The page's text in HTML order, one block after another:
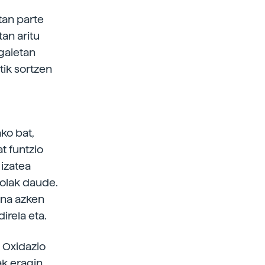
parte
aritu
sortzen
bat,
funtzio
daude.
azken
eta.